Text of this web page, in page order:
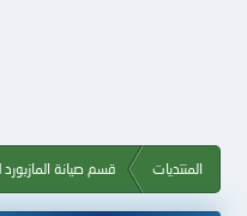
المنتديات قسم صيانة المازبورد MotherBoard